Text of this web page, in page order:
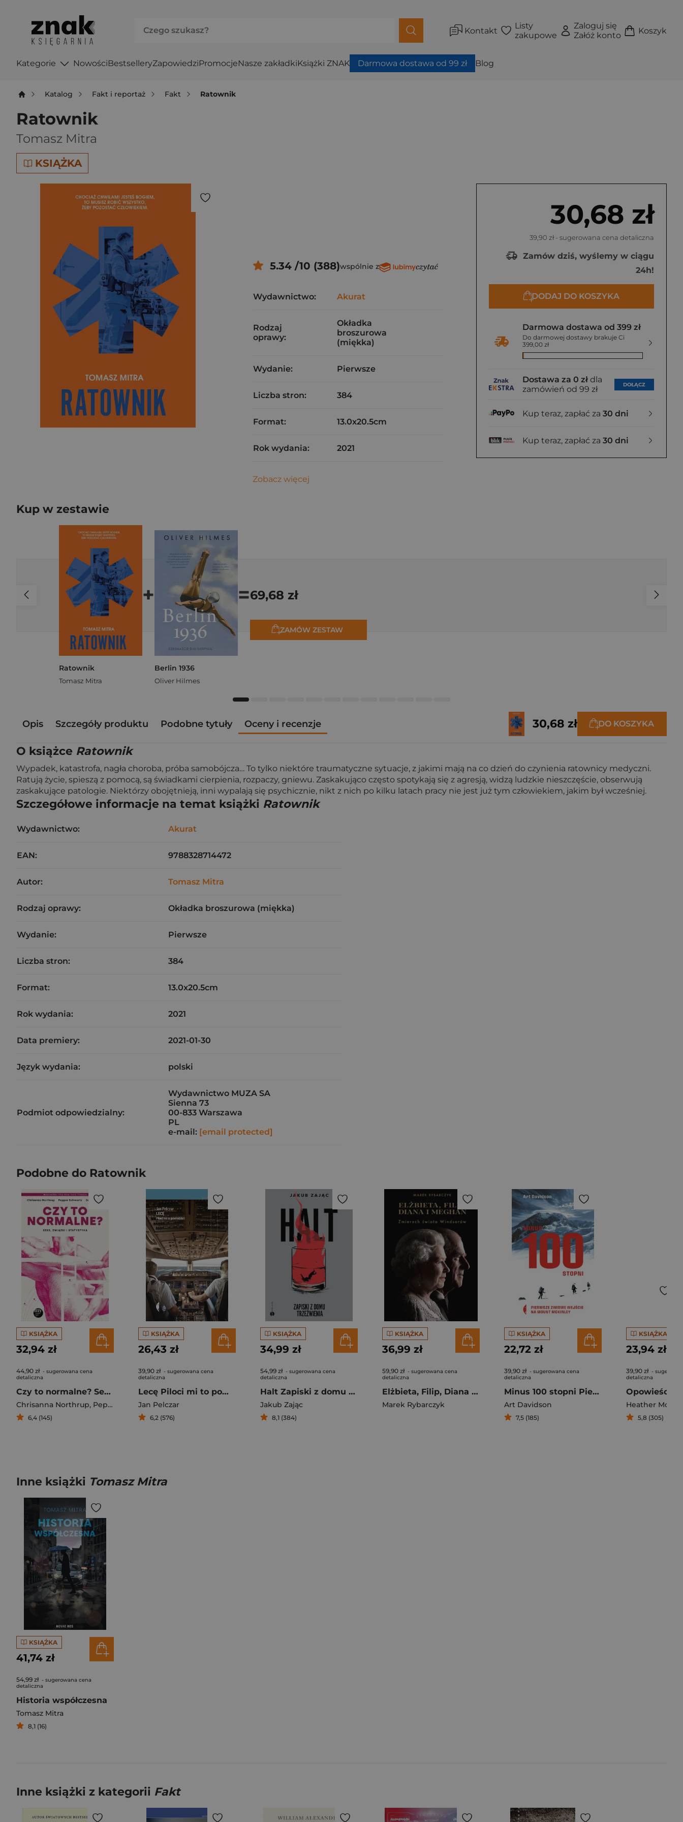
Kontakt
Listy
zakupowe
Zaloguj się
Załóż konto
Koszyk
Kategorie NowościBestselleryZapowiedziPromocjeNasze zakładkiKsiążki ZNAK Darmowa dostawa od 99 zł Blog
Katalog Fakt i reportaż Fakt Ratownik
Ratownik
Tomasz Mitra
KSIĄŻKA
30,68 zł
39,90 zł - sugerowana cena detaliczna
Zamów dziś, wyślemy w ciągu
24h!
DODAJ DO KOSZYKA
Darmowa dostawa od 399 zł
Do darmowej dostawy brakuje Ci
399,00 zł
Dostawa za 0 zł dla
zamówień od 99 zł
DOŁĄCZ
Kup teraz, zapłać za 30 dni
Kup teraz, zapłać za 30 dni
5.34 /10 (388)wspólnie z
Wydawnictwo: Akurat
Rodzaj
oprawy:
Okładka
broszurowa
(miękka)
Wydanie: Pierwsze
Liczba stron: 384
Format: 13.0x20.5cm
Rok wydania: 2021
Zobacz więcej
Kup w zestawie
Ratownik
Tomasz Mitra
+
Berlin 1936
Oliver Hilmes
=69,68 zł
ZAMÓW ZESTAW
Opis Szczegóły produktu Podobne tytuły Oceny i recenzje 30,68 zł DO KOSZYKA
O książce Ratownik
Wypadek, katastrofa, nagła choroba, próba samobójcza… To tylko niektóre traumatyczne sytuacje, z jakimi mają na co dzień do czynienia ratownicy medyczni.
Ratują życie, spieszą z pomocą, są świadkami cierpienia, rozpaczy, gniewu. Zaskakująco często spotykają się z agresją, widzą ludzkie nieszczęście, obserwują
zaskakujące patologie. Niektórzy obojętnieją, inni wypalają się psychicznie, nikt z nich po kilku latach pracy nie jest już tym człowiekiem, jakim był wcześniej.
Szczegółowe informacje na temat książki Ratownik
Wydawnictwo: Akurat
EAN: 9788328714472
Autor: Tomasz Mitra
Rodzaj oprawy: Okładka broszurowa (miękka)
Wydanie: Pierwsze
Liczba stron: 384
Format: 13.0x20.5cm
Rok wydania: 2021
Data premiery: 2021-01-30
Język wydania: polski
Podmiot odpowiedzialny:
Wydawnictwo MUZA SA
Sienna 73
00-833 Warszawa
PL
e-mail: [email protected]
Podobne do Ratownik
KSIĄŻKA
32,94 zł
44,90 zł - sugerowana cena
detaliczna
Czy to normalne? Seks, związki i statystyka
Chrisanna Northrup, Pepper Schwartz ,James Witte
6,4 (145)
KSIĄŻKA
26,43 zł
39,90 zł - sugerowana cena
detaliczna
Lecę Piloci mi to powiedzieli
Jan Pelczar
6,2 (576)
KSIĄŻKA
34,99 zł
54,99 zł - sugerowana cena
detaliczna
Halt Zapiski z domu trzeźwienia
Jakub Zając
8,1 (384)
KSIĄŻKA
36,99 zł
59,90 zł - sugerowana cena
detaliczna
Elżbieta, Filip, Diana i Meghan Zmierzch świata Windsorów
Marek Rybarczyk
KSIĄŻKA
22,72 zł
39,90 zł - sugerowana cena
detaliczna
Minus 100 stopni Pierwsze zimowe wejście na Mount McKinley
Art Davidson
7,5 (185)
KSIĄŻKA
23,94 zł
39,90 zł -
detaliczna
Opowieści o
Heather Morris
5,8 (305)
Inne książki Tomasz Mitra
KSIĄŻKA
41,74 zł
54,99 zł - sugerowana cena
detaliczna
Historia współczesna
Tomasz Mitra
8,1 (16)
Inne książki z kategorii Fakt